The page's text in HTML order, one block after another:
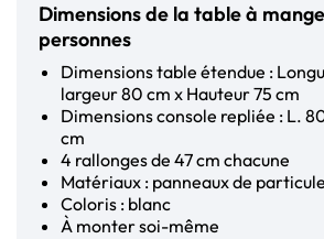
Dimensions de la table à
personnes
Dimensions table étendue :
largeur 80 cm x Hauteur 75 cm
Dimensions console repliée : L.
cm
4 rallonges de 47 cm chacune
Matériaux : panneaux de
Coloris : blanc
À monter soi-même